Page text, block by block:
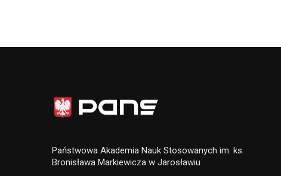
Państwowa Akademia Nauk Stosowanych im. ks.
Bronisława Markiewicza w Jarosławiu